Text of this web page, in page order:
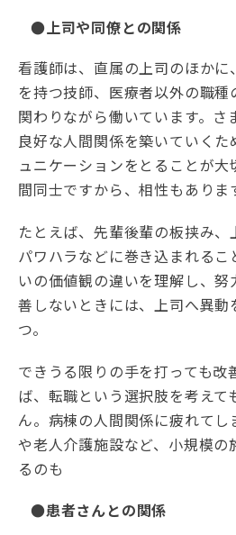
●上司や同僚との関係
看護師は、直属の上司のほか
を持つ技師、医療者以外の職種
関わりながら働いています。さ
良好な人間関係を築いていくた
ュニケーションをとることが
間同士ですから、相性もありま
たとえば、先輩後輩の板挟み
パワハラなどに巻き込まれる
いの価値観の違いを理解し、
善しないときには、上司へ異動
つ。
できうる限りの手を打っても改
ば、転職という選択肢を考えて
ん。病棟の人間関係に疲れてし
や老人介護施設など、小規模の
るのも
●患者さんとの関係